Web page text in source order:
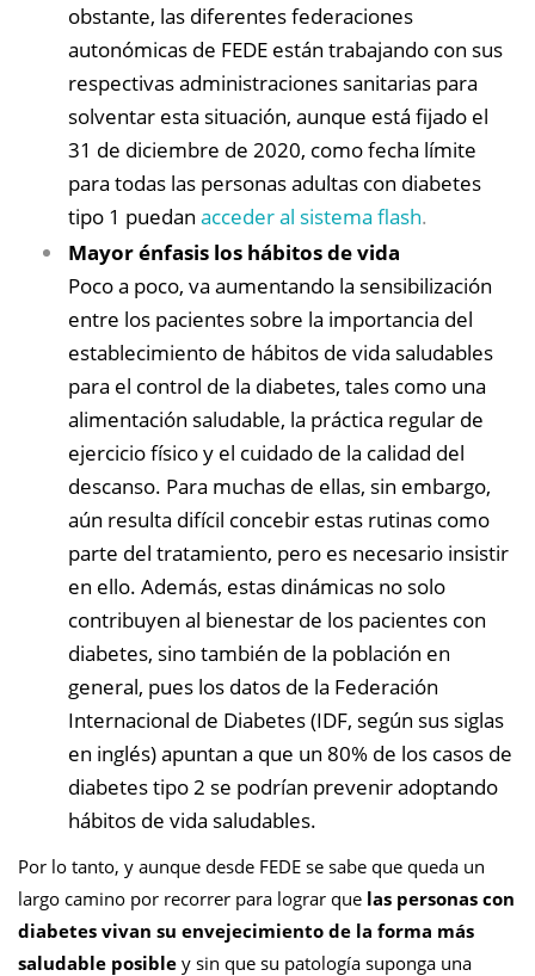
obstante, las diferentes federaciones
autonómicas de FEDE están trabajando con sus
respectivas administraciones sanitarias para
solventar esta situación, aunque está fijado el
31 de diciembre de 2020, como fecha límite
para todas las personas adultas con diabetes
tipo 1 puedan acceder al sistema flash.
Mayor énfasis los hábitos de vida
Poco a poco, va aumentando la sensibilización
entre los pacientes sobre la importancia del
establecimiento de hábitos de vida saludables
para el control de la diabetes, tales como una
alimentación saludable, la práctica regular de
ejercicio físico y el cuidado de la calidad del
descanso. Para muchas de ellas, sin embargo,
aún resulta difícil concebir estas rutinas como
parte del tratamiento, pero es necesario insistir
en ello. Además, estas dinámicas no solo
contribuyen al bienestar de los pacientes con
diabetes, sino también de la población en
general, pues los datos de la Federación
Internacional de Diabetes (IDF, según sus siglas
en inglés) apuntan a que un 80% de los casos de
diabetes tipo 2 se podrían prevenir adoptando
hábitos de vida saludables.
Por lo tanto, y aunque desde FEDE se sabe que queda un
largo camino por recorrer para lograr que las personas con
diabetes vivan su envejecimiento de la forma más
saludable posible y sin que su patología suponga una